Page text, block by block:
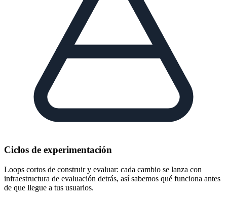
Ciclos de experimentación
Loops cortos de construir y evaluar: cada cambio se lanza con
infraestructura de evaluación detrás, así sabemos qué funciona antes
de que llegue a tus usuarios.